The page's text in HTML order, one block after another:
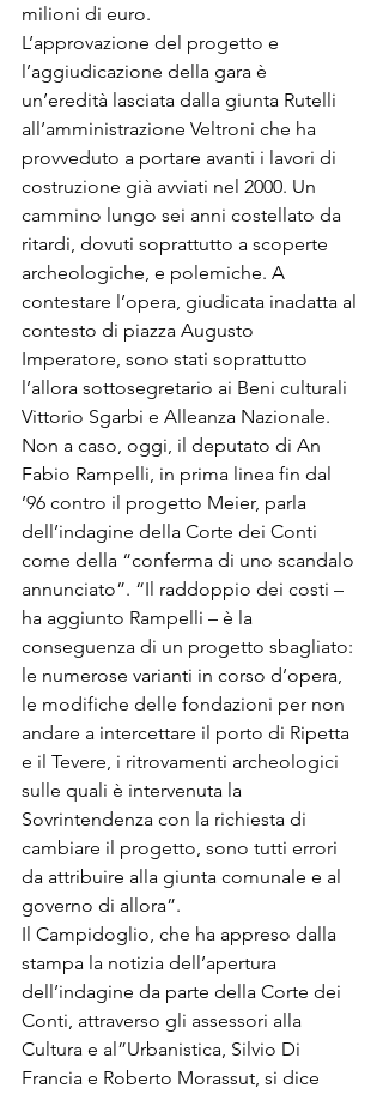
milioni di euro.
L’approvazione del progetto e
l’aggiudicazione della gara è
un’eredità lasciata dalla giunta Rutelli
all’amministrazione Veltroni che ha
provveduto a portare avanti i lavori di
costruzione già avviati nel 2000. Un
cammino lungo sei anni costellato da
ritardi, dovuti soprattutto a scoperte
archeologiche, e polemiche. A
contestare l’opera, giudicata inadatta al
contesto di piazza Augusto
Imperatore, sono stati soprattutto
l’allora sottosegretario ai Beni culturali
Vittorio Sgarbi e Alleanza Nazionale.
Non a caso, oggi, il deputato di An
Fabio Rampelli, in prima linea fin dal
’96 contro il progetto Meier, parla
dell’indagine della Corte dei Conti
come della “conferma di uno scandalo
annunciato”. “Il raddoppio dei costi –
ha aggiunto Rampelli – è la
conseguenza di un progetto sbagliato:
le numerose varianti in corso d’opera,
le modifiche delle fondazioni per non
andare a intercettare il porto di Ripetta
e il Tevere, i ritrovamenti archeologici
sulle quali è intervenuta la
Sovrintendenza con la richiesta di
cambiare il progetto, sono tutti errori
da attribuire alla giunta comunale e al
governo di allora”.
Il Campidoglio, che ha appreso dalla
stampa la notizia dell’apertura
dell’indagine da parte della Corte dei
Conti, attraverso gli assessori alla
Cultura e al”Urbanistica, Silvio Di
Francia e Roberto Morassut, si dice